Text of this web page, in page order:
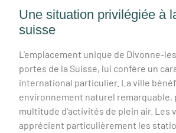
Une situation privilégiée à
suisse
L'emplacement unique de Divonne-
portes de la Suisse, lui confère un
international particulier. La ville
environnement naturel remarquable,
multitude d'activités de plein air. Les
apprécient particulièrement les